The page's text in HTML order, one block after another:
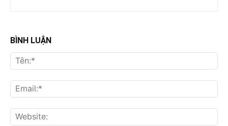
BÌNH LUẬN